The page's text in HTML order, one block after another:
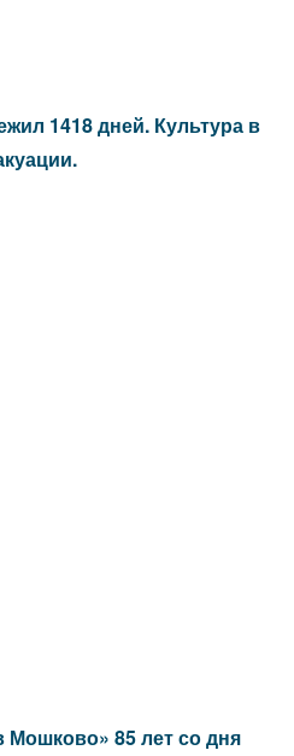
1418 дней. Культура в
Мошково» 85 лет со дня